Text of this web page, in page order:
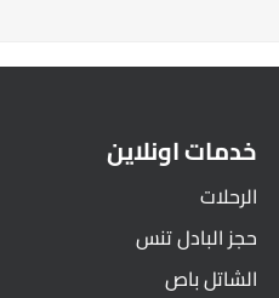
خدمات اونلاين
الرحلات
حجز البادل تنس
الشاتل باص